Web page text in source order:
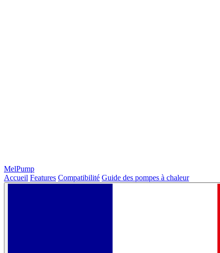
MelPump
Accueil Features Compatibilité Guide des pompes à chaleur